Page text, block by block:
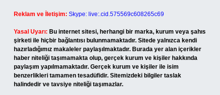
Reklam ve İletişim: Skype: live:.cid.575569c608265c69
Yasal Uyarı: Bu internet sitesi, herhangi bir marka, kurum veya şahıs
şirketi ile hiçbir bağlantısı bulunmamaktadır. Sitede yalnızca kendi
hazırladığımız makaleler paylaşılmaktadır. Burada yer alan içerikler
haber niteliği taşımamakta olup, gerçek kurum ve kişiler hakkında
paylaşım yapılmamaktadır. Gerçek kurum ve kişiler ile isim
benzerlikleri tamamen tesadüfidir. Sitemizdeki bilgiler taslak
halindedir ve tavsiye niteliği taşımazlar.